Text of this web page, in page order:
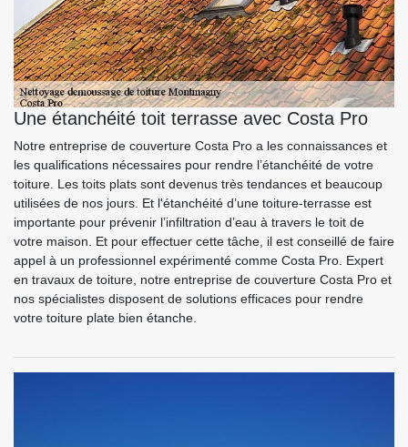
Une étanchéité toit terrasse avec Costa Pro
Notre entreprise de couverture Costa Pro a les connaissances et
les qualifications nécessaires pour rendre l’étanchéité de votre
toiture. Les toits plats sont devenus très tendances et beaucoup
utilisées de nos jours. Et l'étanchéité d’une toiture-terrasse est
importante pour prévenir l’infiltration d’eau à travers le toit de
votre maison. Et pour effectuer cette tâche, il est conseillé de faire
appel à un professionnel expérimenté comme Costa Pro. Expert
en travaux de toiture, notre entreprise de couverture Costa Pro et
nos spécialistes disposent de solutions efficaces pour rendre
votre toiture plate bien étanche.